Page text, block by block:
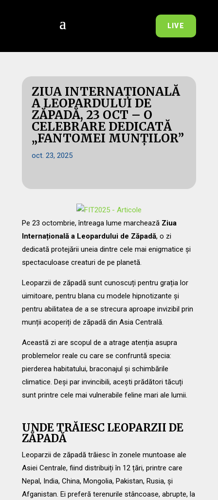
LIVE
ZIUA INTERNAȚIONALĂ
A LEOPARDULUI DE
ZĂPADĂ, 23 OCT – O
CELEBRARE DEDICATĂ
„FANTOMEI MUNȚILOR”
oct. 23, 2025
Pe 23 octombrie, întreaga lume marchează Ziua
Internațională a Leopardului de Zăpadă, o zi
dedicată protejării uneia dintre cele mai enigmatice și
spectaculoase creaturi de pe planetă.
Leoparzii de zăpadă sunt cunoscuți pentru grația lor
uimitoare, pentru blana cu modele hipnotizante și
pentru abilitatea de a se strecura aproape invizibil prin
munții acoperiți de zăpadă din Asia Centrală.
Această zi are scopul de a atrage atenția asupra
problemelor reale cu care se confruntă specia:
pierderea habitatului, braconajul și schimbările
climatice. Deși par invincibili, acești prădători tăcuți
sunt printre cele mai vulnerabile feline mari ale lumii.
UNDE TRĂIESC LEOPARZII DE
ZĂPADĂ
Leoparzii de zăpadă trăiesc în zonele muntoase ale
Asiei Centrale, fiind distribuiți în 12 țări, printre care
Nepal, India, China, Mongolia, Pakistan, Rusia, și
Afganistan. Ei preferă terenurile stâncoase, abrupte, la